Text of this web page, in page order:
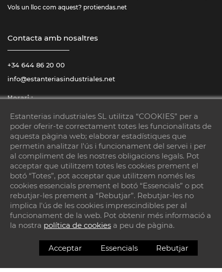
Vols un lloc com aquest? protiendas.net
Contacta amb nosaltres
+34 644 86 20 00
info@estanteriasindustriales.net
Horari :
08:00 – 14:00 / 15:00 – 18:00
Visita'ns
Cami pas del aigua, 9
Estanterias industriales SL utilitza “COOKIES” per a
poder oferir-te correctament totes les funcionalitats de
aquesta pàgina web; elaborar estadístiques que
permetin analitzar l'ús i funcionament del servei i per
al compliment de les nostres obligacions legals. Pot
acceptar que utilitzem totes les cookies prement el
botó “Totes”, pot acceptar que utilitzem només les
cookies essencials prement el botó “Essencials” o pot
rebutjar-les prement a “Rebutjar”. Rebutjar-les no
implica l'ús de les cookies imprescindibles per al
funcionament de la web. Pot obtenir més informació a
la nostra política de cookies a peu de pàgina.
Acceptar Essencials Rebutjar